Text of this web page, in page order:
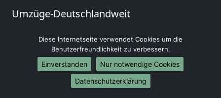
Umzüge-Deutschlandweit
Umzug von Salzgitter nach Hamburg
Umzug von Salzgitter nach München
Umzug von Salzgitter nach Köln
Umzug von Salzgitter nach Frankfurt am Main
Umzug von Salzgitter nach Stuttgart
Diese Internetseite verwendet Cookies um die
Benutzerfreundlichkeit zu verbessern.
Einverstanden
Nur notwendige Cookies
Datenschutzerklärung